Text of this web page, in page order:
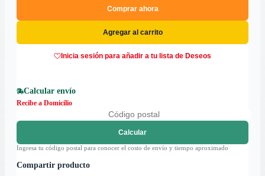
Comprar ahora
Agregar al carrito
Inicia sesión para añadir a tu lista de Deseos
Calcular envío
Recibe a Domicilio
Calcular
Ingresa tu código postal para conocer el costo de envío y tiempo aproximado
Compartir producto